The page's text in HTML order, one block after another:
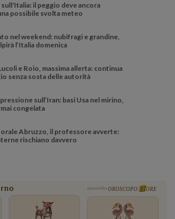
il peggio deve ancora
possibile svolta meteo
nel weekend: nubifragi e grandine,
l’Italia domenica
e Roio, massima allerta: continua
senza sosta delle autorità
sull’Iran: basi Usa nel mirino,
congelata
Abruzzo, il professore avverte:
rischiano davvero
powered by OROSCOPO ORE